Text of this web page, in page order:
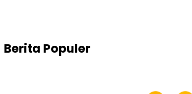
Berita Populer